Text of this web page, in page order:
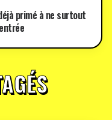
primé à ne surtout